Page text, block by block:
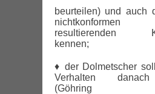
beurteilen) und auch
nichtkonformen
resultierenden
kennen;
♦ der Dolmetscher
Verhalten
(Göhring